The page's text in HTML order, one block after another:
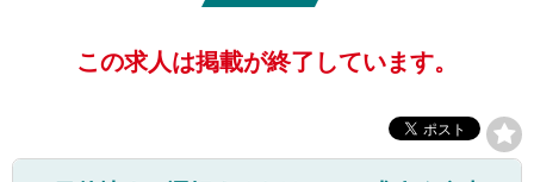
この求人は掲載が終了しています。